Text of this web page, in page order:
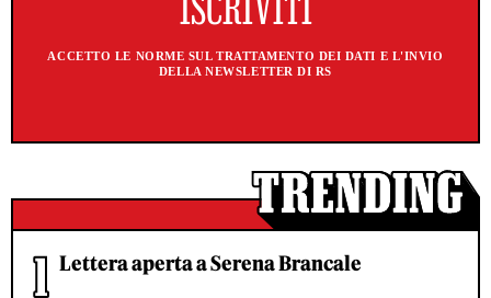
ACCETTO LE NORME SUL TRATTAMENTO DEI DATI E L'INVIO
DELLA NEWSLETTER DI RS
Lettera aperta a Serena Brancale